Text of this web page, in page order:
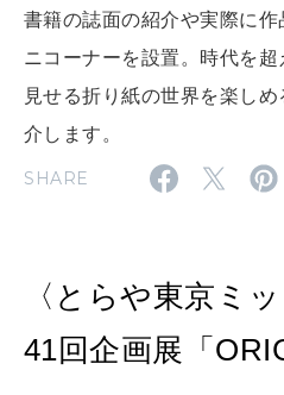
自分を
いい人生
特集
2026年9月号「北海道 おいし
書籍の誌面の紹介や実際に作
ニコーナーを設置。時代を
見せる折り紙の世界を楽し
介します。
SHARE
〈とらや東京ミ
41回企画展「